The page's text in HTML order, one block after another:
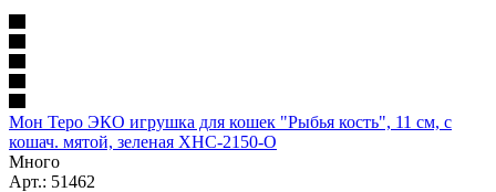
Мон Теро ЭКО игрушка для кошек "Рыбья кость", 11 см, с
кошач. мятой, зеленая XHC-2150-O
Много
Арт.: 51462